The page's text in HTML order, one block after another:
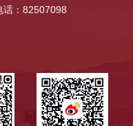
话：82507098